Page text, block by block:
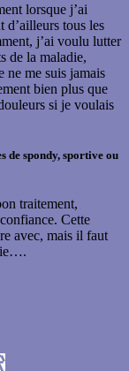
lorsque j’ai
d’ailleurs tous les
j’ai voulu lutter
de la maladie,
ne me suis jamais
bien plus que
si je voulais
de spondy, sportive ou
traitement,
Cette
avec, mais il faut